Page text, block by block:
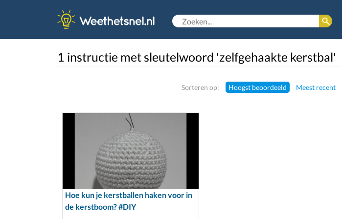
1 instructie met sleutelwoord 'zelfgehaakte kerstbal'
Sorteren op: Hoogst beoordeeld Meest recent
Hoe kun je kerstballen haken voor in
de kerstboom? #DIY